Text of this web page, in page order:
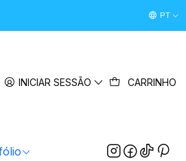
INICIAR SESSÃO CARRINHO
Vindas 5% " boasvindas26 " (PrimeiraPT
- C/FOTO